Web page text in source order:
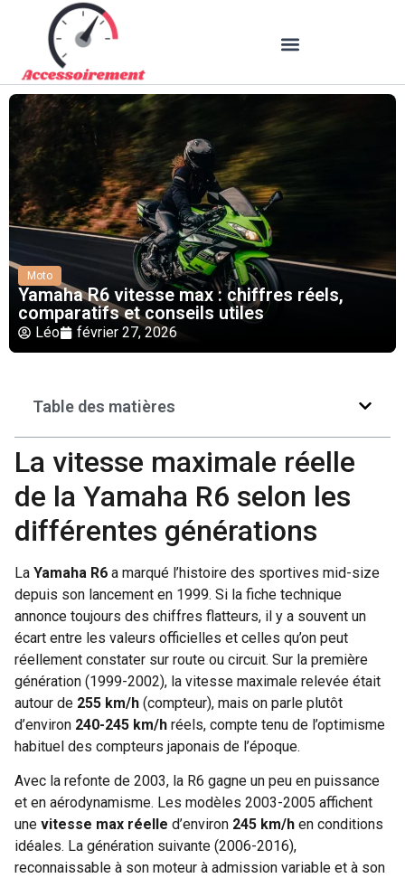
Moto
Yamaha R6 vitesse max : chiffres réels,
comparatifs et conseils utiles
Léo février 27, 2026
Table des matières
La vitesse maximale réelle
de la Yamaha R6 selon les
différentes générations
La Yamaha R6 a marqué l’histoire des sportives mid-size
depuis son lancement en 1999. Si la fiche technique
annonce toujours des chiffres flatteurs, il y a souvent un
écart entre les valeurs officielles et celles qu’on peut
réellement constater sur route ou circuit. Sur la première
génération (1999-2002), la vitesse maximale relevée était
autour de 255 km/h (compteur), mais on parle plutôt
d’environ 240-245 km/h réels, compte tenu de l’optimisme
habituel des compteurs japonais de l’époque.
Avec la refonte de 2003, la R6 gagne un peu en puissance
et en aérodynamisme. Les modèles 2003-2005 affichent
une vitesse max réelle d’environ 245 km/h en conditions
idéales. La génération suivante (2006-2016),
reconnaissable à son moteur à admission variable et à son